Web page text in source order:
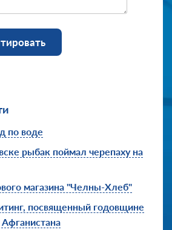
по воде
рыбак поймал черепаху на
магазина "Челны-Хлеб"
посвященный годовщине